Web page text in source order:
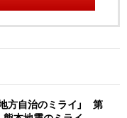
地方自治のミライ」 第